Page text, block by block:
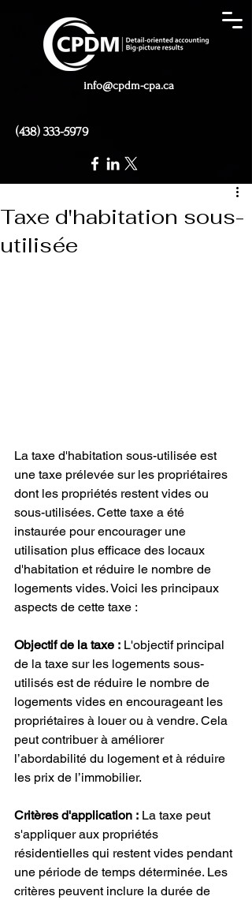
(438) 333-5979
info@cpdm-cpa.ca
Taxe d'habitation sous-
utilisée
La taxe d'habitation sous-utilisée est
une taxe prélevée sur les propriétaires
dont les propriétés restent vides ou
sous-utilisées. Cette taxe a été
instaurée pour encourager une
utilisation plus efficace des locaux
d'habitation et réduire le nombre de
logements vides. Voici les principaux
aspects de cette taxe :
Objectif de la taxe : L'objectif principal
de la taxe sur les logements sous-
utilisés est de réduire le nombre de
logements vides en encourageant les
propriétaires à louer ou à vendre. Cela
peut contribuer à améliorer
l’abordabilité du logement et à réduire
les prix de l’immobilier.
Critères d'application : La taxe peut
s'appliquer aux propriétés
résidentielles qui restent vides pendant
une période de temps déterminée. Les
critères peuvent inclure la durée de